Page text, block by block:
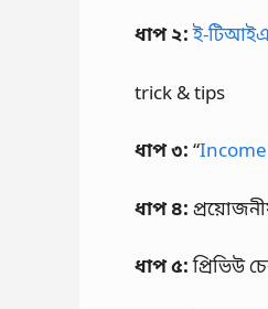
ধাপ ২: ই-
trick & tips
ধাপ ৩: “
ধাপ ৪:
ধাপ ৫:প্রিভিউ